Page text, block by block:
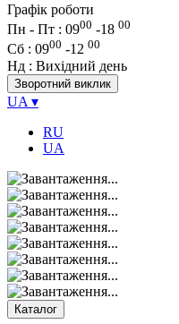
Графік роботи
Пн - Пт : 0900 -18 00
Сб : 0900 -12 00
Нд : Вихідний день
Зворотний виклик
UA ▾
RU
UA
Каталог